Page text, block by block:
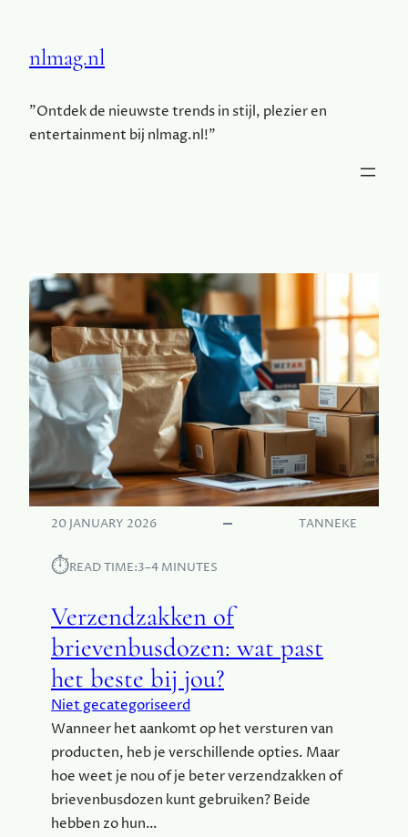
nlmag.nl
"Ontdek de nieuwste trends in stijl, plezier en
entertainment bij nlmag.nl!"
20 JANUARY 2026 TANNEKE
⏱︎READ TIME:3–4 MINUTES
Verzendzakken of
brievenbusdozen: wat past
het beste bij jou?
Niet gecategoriseerd
Wanneer het aankomt op het versturen van
producten, heb je verschillende opties. Maar
hoe weet je nou of je beter verzendzakken of
brievenbusdozen kunt gebruiken? Beide
hebben zo hun…